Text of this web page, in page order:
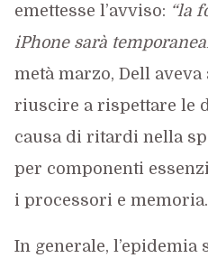
emettesse l’avviso: “la
iPhone sarà
metà marzo, Dell
riuscire a rispettare le
causa di ritardi nella
per componenti
i processori e memoria.
In generale, l’epidemia